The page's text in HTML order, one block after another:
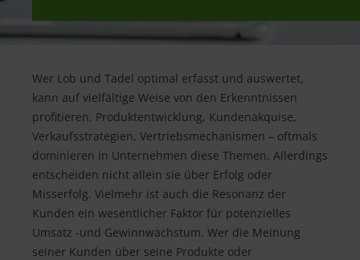
Wer Lob und Tadel optimal erfasst und auswertet,
kann auf vielfältige Weise von den Erkenntnissen
profitieren. Produktentwicklung, Kundenakquise,
Verkaufsstrategien, Vertriebsmechanismen – oftmals
dominieren in Unternehmen diese Themen. Allerdings
entscheiden nicht allein sie über Erfolg oder
Misserfolg. Vielmehr ist auch die Resonanz der
Kunden ein wesentlicher Faktor für potenzielles
Umsatz -und Gewinnwachstum. Wer die Meinung
seiner Kunden über seine Produkte oder